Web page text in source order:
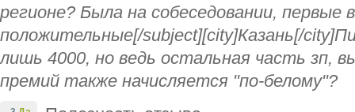
регионе? Была на собеседовании, первые
положительные[/subject][city]Казань[/
лишь 4000, но ведь остальная часть зп,
премий также начисляется "по-белому"?